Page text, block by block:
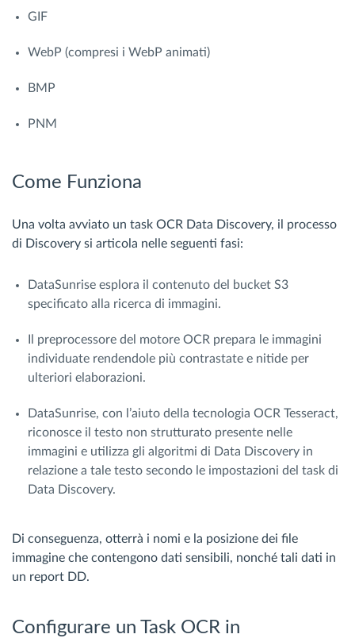
GIF
WebP (compresi i WebP animati)
BMP
PNM
Come Funziona
Una volta avviato un task OCR Data Discovery, il processo
di Discovery si articola nelle seguenti fasi:
DataSunrise esplora il contenuto del bucket S3
specificato alla ricerca di immagini.
Il preprocessore del motore OCR prepara le immagini
individuate rendendole più contrastate e nitide per
ulteriori elaborazioni.
DataSunrise, con l’aiuto della tecnologia OCR Tesseract,
riconosce il testo non strutturato presente nelle
immagini e utilizza gli algoritmi di Data Discovery in
relazione a tale testo secondo le impostazioni del task di
Data Discovery.
Di conseguenza, otterrà i nomi e la posizione dei file
immagine che contengono dati sensibili, nonché tali dati in
un report DD.
Configurare un Task OCR in